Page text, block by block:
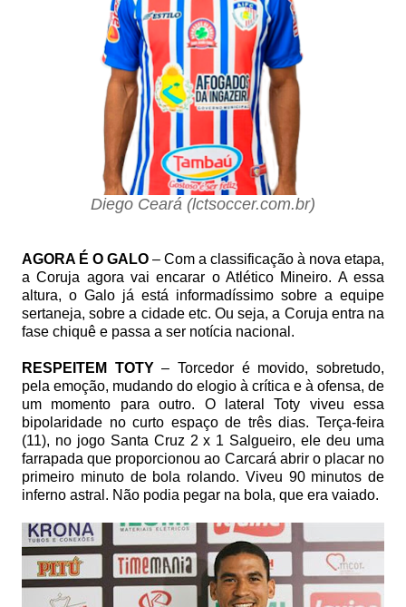
Diego Ceará (lctsoccer.com.br)
AGORA É O GALO – Com a classificação à nova etapa,
a Coruja agora vai encarar o Atlético Mineiro. A essa
altura, o Galo já está informadíssimo sobre a equipe
sertaneja, sobre a cidade etc. Ou seja, a Coruja entra na
fase chiquê e passa a ser notícia nacional.
RESPEITEM TOTY– Torcedor é movido, sobretudo,
pela emoção, mudando do elogio à crítica e à ofensa, de
um momento para outro. O lateral Toty viveu essa
bipolaridade no curto espaço de três dias. Terça-feira
(11), no jogo Santa Cruz 2 x 1 Salgueiro, ele deu uma
farrapada que proporcionou ao Carcará abrir o placar no
primeiro minuto de bola rolando. Viveu 90 minutos de
inferno astral. Não podia pegar na bola, que era vaiado.